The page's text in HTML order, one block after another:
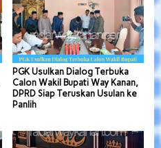
PGK Usulkan Dialog Terbuka
Calon Wakil Bupati Way Kanan,
DPRD Siap Teruskan Usulan ke
Panlih